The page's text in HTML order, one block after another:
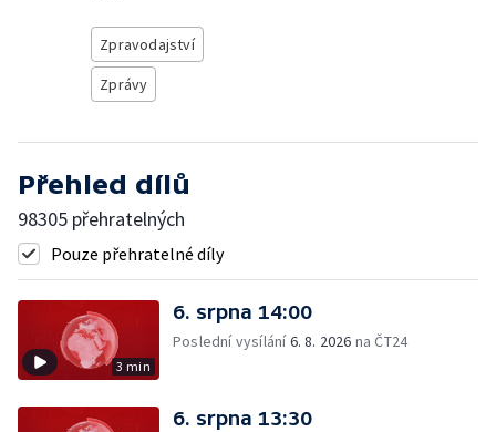
Zpravodajství
Zprávy
Přehled dílů
98305 přehratelných
Pouze přehratelné díly
3 min
6. srpna 14:00
Poslední vysílání6. 8. 2026 na ČT24
6. srpna 13:30